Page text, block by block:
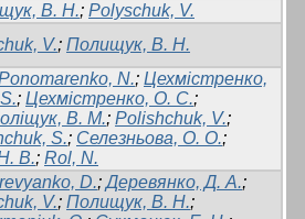
В. Н.; Polyschuk, V.
V.; Полищук, В. Н.
N.; Цехмістренко,
; Цехмістренко, О. С.;
В. М.; Polishchuk, V.;
S.; Селезньова, О. О.;
В.; Rol, N.
D.;Деревянко, Д. А.;
V.; Полищук, В. Н.;